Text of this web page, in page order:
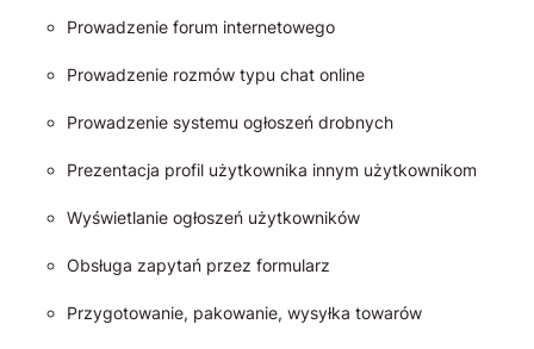
Prowadzenie forum internetowego
Prowadzenie rozmów typu chat online
Prowadzenie systemu ogłoszeń drobnych
Prezentacja profil użytkownika innym użytkownikom
Wyświetlanie ogłoszeń użytkowników
Obsługa zapytań przez formularz
Przygotowanie, pakowanie, wysyłka towarów